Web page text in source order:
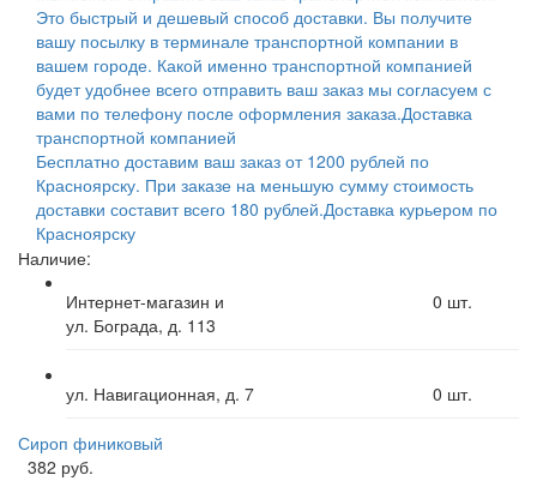
Это быстрый и дешевый способ доставки. Вы получите
вашу посылку в терминале транспортной компании в
вашем городе. Какой именно транспортной компанией
будет удобнее всего отправить ваш заказ мы согласуем с
вами по телефону после оформления заказа.Доставка
транспортной компанией
Бесплатно доставим ваш заказ от 1200 рублей по
Красноярску. При заказе на меньшую сумму стоимость
доставки составит всего 180 рублей.Доставка курьером по
Красноярску
Наличие:
Интернет-магазин и
ул. Бограда, д. 113
0 шт.
ул. Навигационная, д. 7 0 шт.
Сироп финиковый
382 руб.